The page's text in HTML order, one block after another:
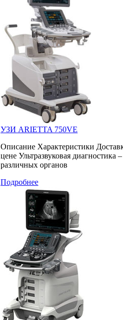
УЗИ ARIETTA 750VE
Описание Характеристики
цене Ультразвуковая диагностика
различных органов
Подробнее